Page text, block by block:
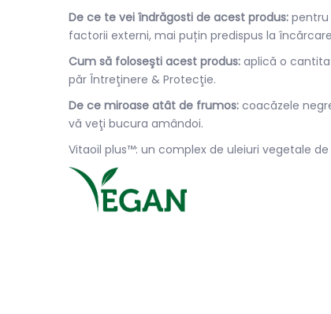
De ce te vei îndrăgosti de acest produs: pentru
factorii externi, mai puțin predispus la
Cum să foloseşti acest produs: aplică o
păr Întreţinere & Protecţie.
De ce miroase atât de frumos: coacăzele
vă veţi bucura amândoi.
Vitaoil plus™: un complex de uleiuri vegetale